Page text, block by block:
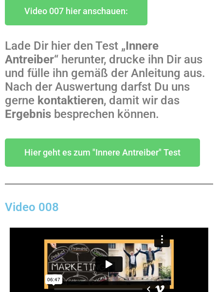
Video 007 hier anschauen:
Lade Dir hier den Test „Innere
Antreiber“ herunter, drucke ihn Dir aus
und fülle ihn gemäß der Anleitung aus.
Nach der Auswertung darfst Du uns
gerne kontaktieren, damit wir das
Ergebnis besprechen können.
Hier geht es zum "Innere Antreiber" Test
Video 008